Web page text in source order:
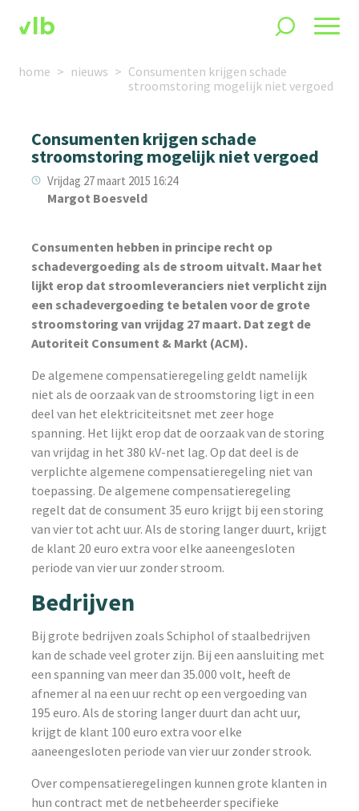
home nieuws
Consumenten krijgen schade
stroomstoring mogelijk niet vergoed
Consumenten krijgen schade
stroomstoring mogelijk niet vergoed
Vrijdag 27 maart 2015 16:24
Margot Boesveld
Consumenten hebben in principe recht op
schadevergoeding als de stroom uitvalt. Maar het
lijkt erop dat stroomleveranciers niet verplicht zijn
een schadevergoeding te betalen voor de grote
stroomstoring van vrijdag 27 maart. Dat zegt de
Autoriteit Consument & Markt (ACM).
De algemene compensatieregeling geldt namelijk
niet als de oorzaak van de stroomstoring ligt in een
deel van het elektriciteitsnet met zeer hoge
spanning. Het lijkt erop dat de oorzaak van de storing
van vrijdag in het 380 kV-net lag. Op dat deel is de
verplichte algemene compensatieregeling niet van
toepassing. De algemene compensatieregeling
regelt dat de consument 35 euro krijgt bij een storing
van vier tot acht uur. Als de storing langer duurt, krijgt
de klant 20 euro extra voor elke aaneengesloten
periode van vier uur zonder stroom.
Bedrijven
Bij grote bedrijven zoals Schiphol of staalbedrijven
kan de schade veel groter zijn. Bij een aansluiting met
een spanning van meer dan 35.000 volt, heeft de
afnemer al na een uur recht op een vergoeding van
195 euro. Als de storing langer duurt dan acht uur,
krijgt de klant 100 euro extra voor elke
aaneengesloten periode van vier uur zonder strook.
Over compensatieregelingen kunnen grote klanten in
hun contract met de netbeheerder specifieke